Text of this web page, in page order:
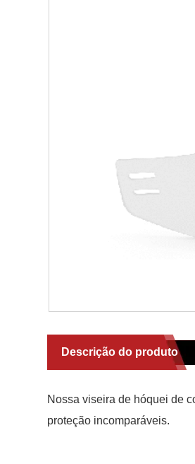
Descrição do produto
Nossa viseira de hóquei de
proteção incomparáveis.